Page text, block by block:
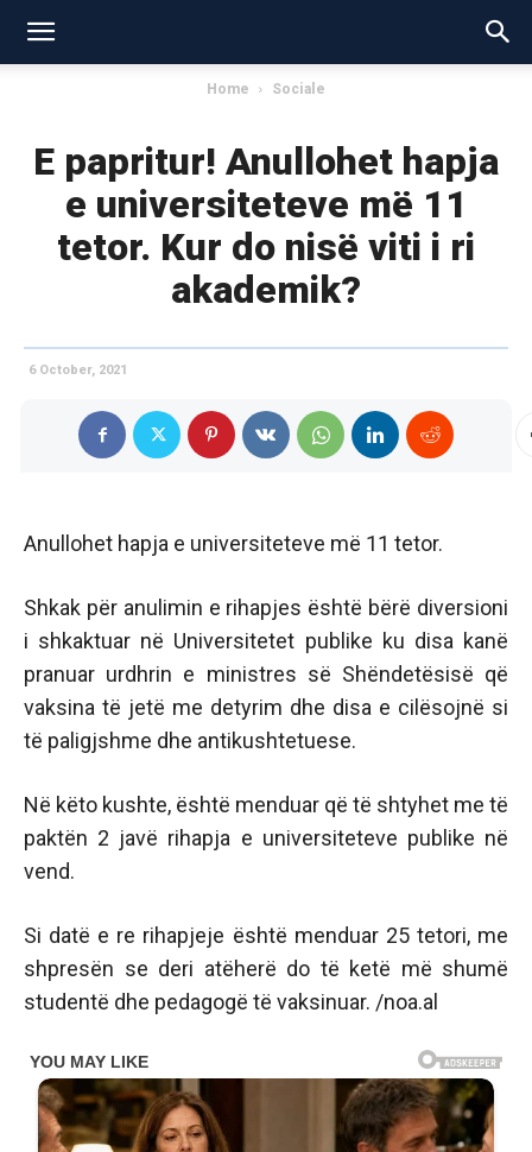
Home Sociale
E papritur! Anullohet hapja
e universiteteve më 11
tetor. Kur do nisë viti i ri
akademik?
6 October, 2021
Anullohet hapja e universiteteve më 11 tetor.
Shkak për anulimin e rihapjes është bërë diversioni
i shkaktuar në Universitetet publike ku disa kanë
pranuar urdhrin e ministres së Shëndetësisë që
vaksina të jetë me detyrim dhe disa e cilësojnë si
të paligjshme dhe antikushtetuese.
Në këto kushte, është menduar që të shtyhet me të
paktën 2 javë rihapja e universiteteve publike në
vend.
Si datë e re rihapjeje është menduar 25 tetori, me
shpresën se deri atëherë do të ketë më shumë
studentë dhe pedagogë të vaksinuar. /noa.al